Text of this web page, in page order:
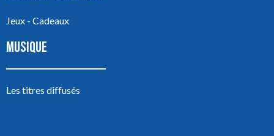
Jeux - Cadeaux
MUSIQUE
Les titres diffusés